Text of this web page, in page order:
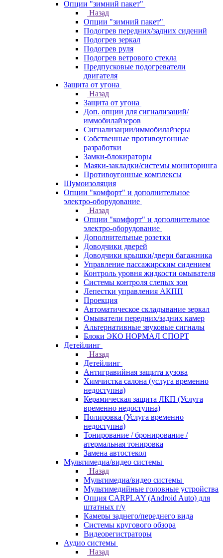
Опции "зимний пакет"
Назад
Опции "зимний пакет"
Подогрев передних/задних сидений
Подогрев зеркал
Подогрев руля
Подогрев ветрового стекла
Предпусковые подогреватели
двигателя
Защита от угона
Назад
Защита от угона
Доп. опции для сигнализаций/
иммобилайзеров
Сигнализации/иммобилайзеры
Собственные противоугонные
разработки
Замки-блокираторы
Маяки-закладки/системы мониторинга
Противоугонные комплексы
Шумоизоляция
Опции "комфорт" и дополнительное
электро-оборудование
Назад
Опции "комфорт" и дополнительное
электро-оборудование
Дополнительные розетки
Доводчики дверей
Доводчики крышки/двери багажника
Управление пассажирским сидением
Контроль уровня жидкости омывателя
Системы контроля слепых зон
Лепестки управления АКПП
Проекция
Автоматическое складывание зеркал
Омыватели передних/задних камер
Альтернативные звуковые сигналы
Блоки ЭКО НОРМАЛ СПОРТ
Детейлинг
Назад
Детейлинг
Антигравийная защита кузова
Химчистка салона (услуга временно
недоступна)
Керамическая защита ЛКП (Услуга
временно недоступна)
Полировка (Услуга временно
недоступна)
Тонирование / бронирование /
атермальная тонировка
Замена автостекол
Мультимедиа/видео системы
Назад
Мультимедиа/видео системы
Мультимедийные головные устройства
Опция CARPLAY (Android Auto) для
штатных г/у
Камеры заднего/переднего вида
Системы кругового обзора
Видеорегистраторы
Аудио системы
Назад